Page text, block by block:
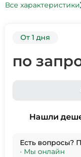
Все характеристики
От 1 дня
по
Нашли
Есть вопросы?
• Мы онлайн